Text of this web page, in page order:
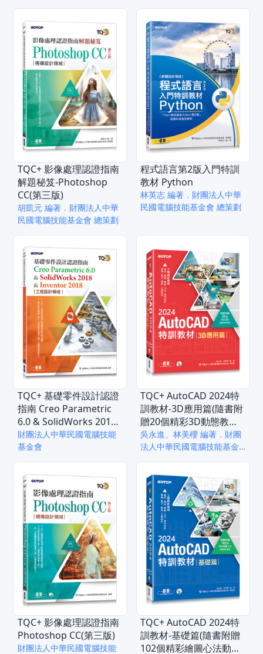
TQC+ 影像處理認證指南
解題秘笈-Photoshop
CC(第三版)
胡凱元 編著．財團法人中華
民國電腦技能基金會 總策劃
程式語言第2版入門特訓
教材 Python
林英志 編著．財團法人中華
民國電腦技能基金會 總策劃
TQC+ 基礎零件設計認證
指南 Creo Parametric
6.0 & SolidWorks 2018
& Inventor 2018
財團法人中華民國電腦技能
基金會
TQC+ AutoCAD 2024特
訓教材-3D應用篇(隨書附
贈20個精彩3D動態教學
檔)
吳永進、林美櫻 編著．財團
法人中華民國電腦技能基金
TQC+ 影像處理認證指南
Photoshop CC(第三版)
財團法人中華民國電腦技能
TQC+ AutoCAD 2024特
訓教材-基礎篇(隨書附贈
102個精彩繪圖心法動態